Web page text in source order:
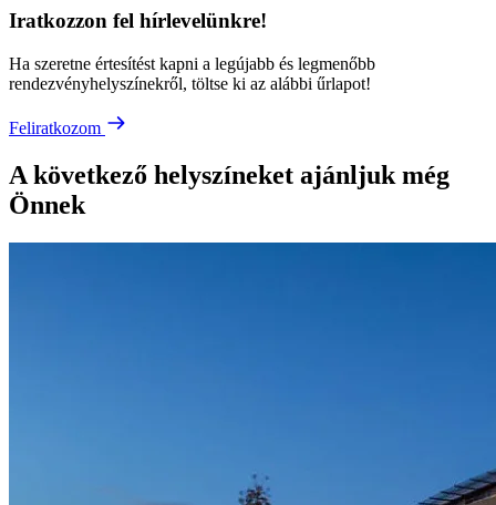
Iratkozzon fel hírlevelünkre!
Ha szeretne értesítést kapni a legújabb és legmenőbb
rendezvényhelyszínekről, töltse ki az alábbi űrlapot!
Feliratkozom
A következő helyszíneket ajánljuk még
Önnek